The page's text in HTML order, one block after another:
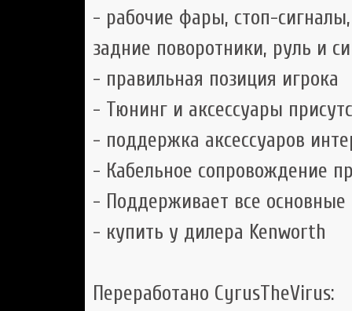
- рабочие фары, стоп-
задние поворотники, руль и
- правильная позиция игрока
- Тюнинг и аксессуары
- поддержка аксессуаров
- Кабельное сопровождение
- Поддерживает все
- купить у дилера Kenworth
Переработано CyrusTheVirus: